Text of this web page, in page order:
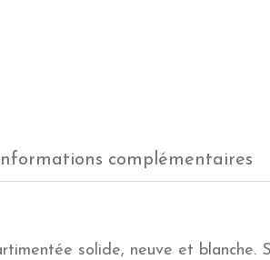
Informations complémentaires
solide, neuve et